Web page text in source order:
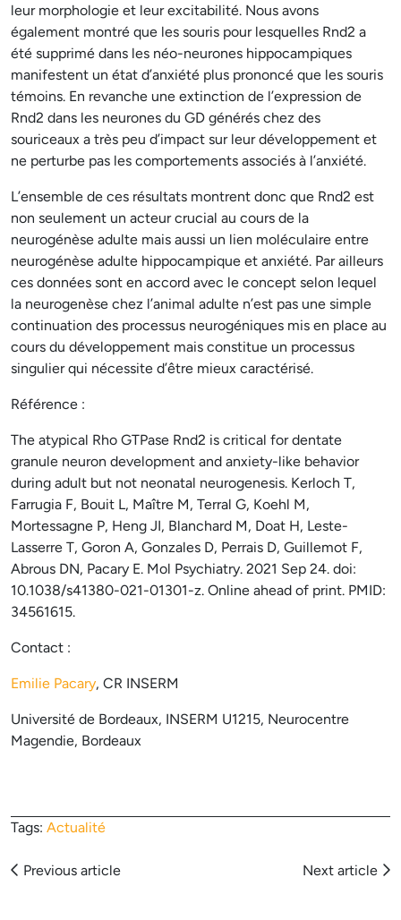
leur morphologie et leur excitabilité. Nous avons
également montré que les souris pour lesquelles Rnd2 a
été supprimé dans les néo-neurones hippocampiques
manifestent un état d’anxiété plus prononcé que les souris
témoins. En revanche une extinction de l’expression de
Rnd2 dans les neurones du GD générés chez des
souriceaux a très peu d’impact sur leur développement et
ne perturbe pas les comportements associés à l’anxiété.
L’ensemble de ces résultats montrent donc que Rnd2 est
non seulement un acteur crucial au cours de la
neurogénèse adulte mais aussi un lien moléculaire entre
neurogénèse adulte hippocampique et anxiété. Par ailleurs
ces données sont en accord avec le concept selon lequel
la neurogenèse chez l’animal adulte n’est pas une simple
continuation des processus neurogéniques mis en place au
cours du développement mais constitue un processus
singulier qui nécessite d’être mieux caractérisé.
Référence :
The atypical Rho GTPase Rnd2 is critical for dentate
granule neuron development and anxiety-like behavior
during adult but not neonatal neurogenesis. Kerloch T,
Farrugia F, Bouit L, Maître M, Terral G, Koehl M,
Mortessagne P, Heng JI, Blanchard M, Doat H, Leste-
Lasserre T, Goron A, Gonzales D, Perrais D, Guillemot F,
Abrous DN, Pacary E. Mol Psychiatry. 2021 Sep 24. doi:
10.1038/s41380-021-01301-z. Online ahead of print. PMID:
34561615.
Contact :
Emilie Pacary, CR INSERM
Université de Bordeaux, INSERM U1215, Neurocentre
Magendie, Bordeaux
Tags: Actualité
Articles
Previous article Next article